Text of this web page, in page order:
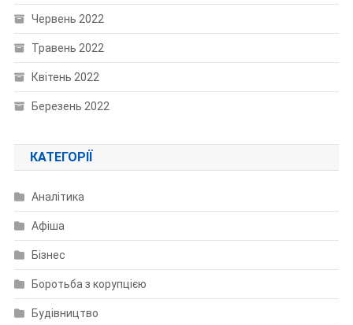
Червень 2022
Травень 2022
Квітень 2022
Березень 2022
КАТЕГОРІЇ
Аналітика
Афіша
Бізнес
Боротьба з корупцією
Будівництво